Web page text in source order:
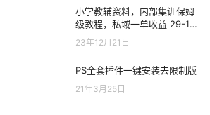
小学教辅资料，内部集训保姆
级教程，私域一单收益 29-12
9（教程+资料）
23年12月21日
PS全套插件一键安装去限制版
21年3月25日